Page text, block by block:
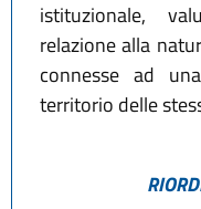
istituzionale,
relazione alla
connesse ad
territorio delle